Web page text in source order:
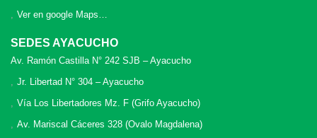
Ver en google Maps…
SEDES AYACUCHO
Av. Ramón Castilla N° 242 SJB – Ayacucho
Jr. Libertad N° 304 – Ayacucho
Vía Los Libertadores Mz. F (Grifo Ayacucho)
Av. Mariscal Cáceres 328 (Ovalo Magdalena)